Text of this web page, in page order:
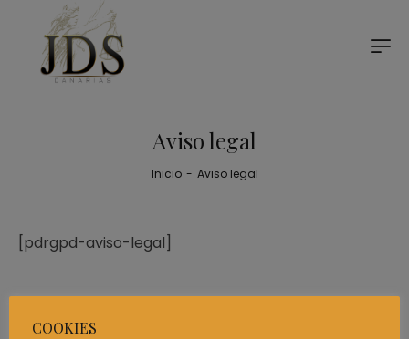
Aviso legal
Inicio - Aviso legal
[pdrgpd-aviso-legal]
COOKIES